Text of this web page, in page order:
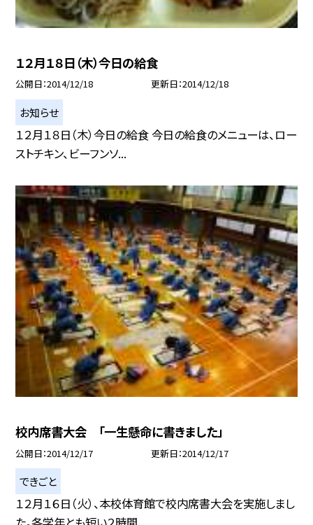
１２月１８日（木）今日の給食
公開日 2014/12/18 更新日 2014/12/18
お知らせ
１２月１８日（木）今日の給食 今日の給食のメニューは、ロー
ストチキン、ビーフンソ...
校内席書大会 「一生懸命に書きました」
公開日 2014/12/17 更新日 2014/12/17
できごと
１２月１６日（火）、本校体育館で校内席書大会を実施しまし